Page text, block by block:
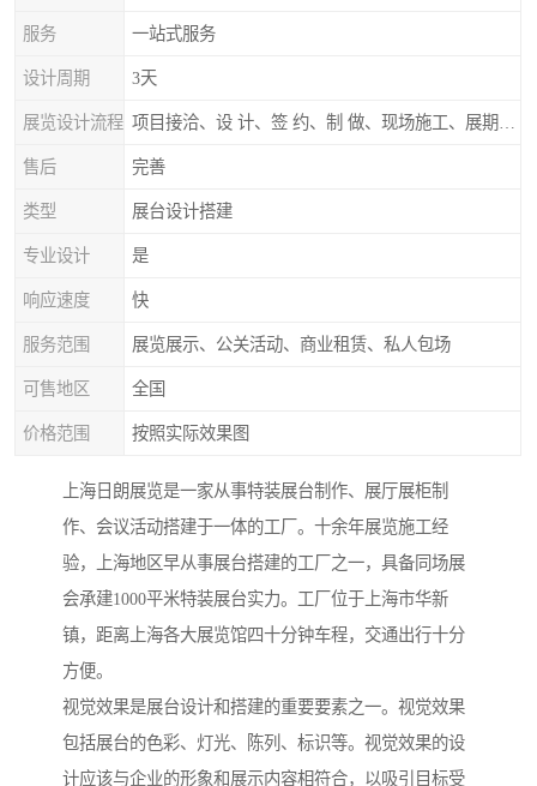
服务 一站式服务
设计周期 3天
展览设计流程
售后 完善
类型 展台设计搭建
专业设计 是
响应速度 快
服务范围 展览展示、公关活动、商业租赁、私人包场
可售地区 全国
价格范围 按照实际效果图
上海日朗展览是一家从事特装展台制作、展厅展柜制
作、会议活动搭建于一体的工厂。十余年展览施工经
验，上海地区早从事展台搭建的工厂之一，具备同场展
会承建1000平米特装展台实力。工厂位于上海市华新
镇，距离上海各大展览馆四十分钟车程，交通出行十分
方便。
视觉效果是展台设计和搭建的重要要素之一。视觉效果
包括展台的色彩、灯光、陈列、标识等。视觉效果的设
计应该与企业的形象和展示内容相符合，以吸引目标受